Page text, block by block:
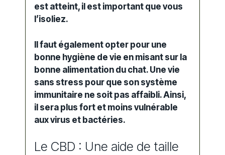
est atteint, il est important que vous
l’isoliez.
Il faut également opter pour une
bonne hygiène de vie en misant sur la
bonne alimentation du chat. Une vie
sans stress pour que son système
immunitaire ne soit pas affaibli. Ainsi,
il sera plus fort et moins vulnérable
aux virus et bactéries.
Le CBD : Une aide de taille